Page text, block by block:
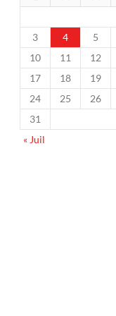
3
4 5
10
11 12
17
18 19
24
25 26
31
« Juil